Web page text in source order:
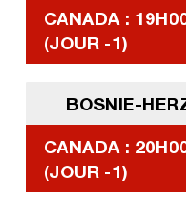
CANADA :
(JOUR -1)
BOSNIE-
CANADA :
(JOUR -1)